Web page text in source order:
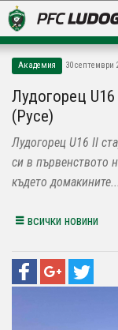
LUDOGORETS TV
НА ТЕРЕНА
СТАДИОН & БАЗИ
Академия 30 септември
Лудогорец
(Русе)
Лудогорец U16 II
си в първенството
където домакините...
всички новини